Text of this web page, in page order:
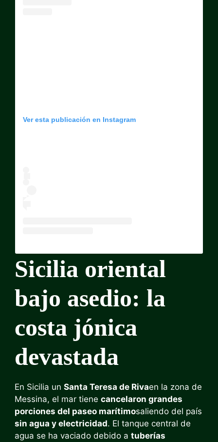
Ver esta publicación en Instagram
Sicilia oriental
bajo asedio: la
costa jónica
devastada
En Sicilia un Santa Teresa de Rivaen la zona de
Messina, el mar tiene cancelaron grandes
porciones del paseo marítimosaliendo del país
sin agua y electricidad. El tanque central de
agua se ha vaciado debido a tuberías